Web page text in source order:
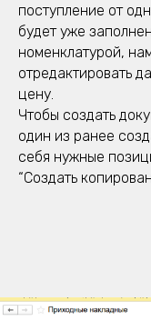
поступление от
будет уже
номенклатурой,
отредактировать
цену.
Чтобы создать
один из ранее
себя нужные
“Создать